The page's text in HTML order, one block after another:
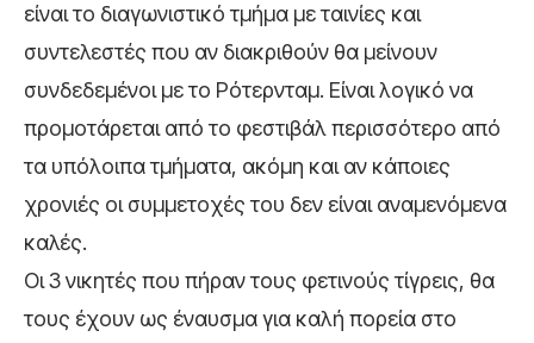
είναι το διαγωνιστικό τμήμα με ταινίες και
συντελεστές που αν διακριθούν θα μείνουν
συνδεδεμένοι με το Ρότερνταμ. Είναι λογικό να
προμοτάρεται από το φεστιβάλ περισσότερο από
τα υπόλοιπα τμήματα, ακόμη και αν κάποιες
χρονιές οι συμμετοχές του δεν είναι αναμενόμενα
καλές.
Οι 3 νικητές που πήραν τους φετινούς τίγρεις, θα
τους έχουν ως έναυσμα για καλή πορεία στο